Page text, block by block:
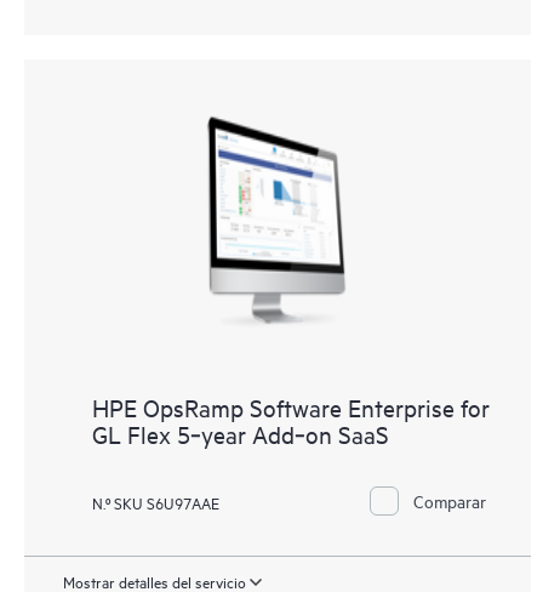
HPE OpsRamp Software Enterprise for
GL Flex 5‑year Add‑on SaaS
N.º SKU S6U97AAE Comparar
Mostrar detalles del servicio